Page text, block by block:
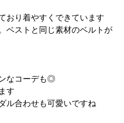
おり着やすくできています
ベストと同じ素材のベルトが
なコーデも◎
す
ル合わせも可愛いですね